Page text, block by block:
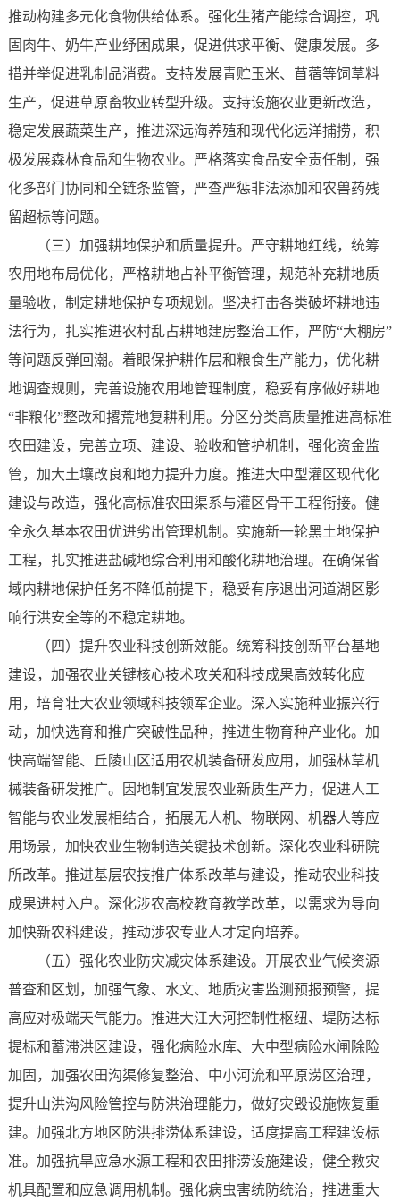
推动构建多元化食物供给体系。强化生猪产能综合调控，巩
固肉牛、奶牛产业纾困成果，促进供求平衡、健康发展。多
措并举促进乳制品消费。支持发展青贮玉米、苜蓿等饲草料
生产，促进草原畜牧业转型升级。支持设施农业更新改造，
稳定发展蔬菜生产，推进深远海养殖和现代化远洋捕捞，积
极发展森林食品和生物农业。严格落实食品安全责任制，强
化多部门协同和全链条监管，严查严惩非法添加和农兽药残
留超标等问题。
（三）加强耕地保护和质量提升。严守耕地红线，统筹
农用地布局优化，严格耕地占补平衡管理，规范补充耕地质
量验收，制定耕地保护专项规划。坚决打击各类破坏耕地违
法行为，扎实推进农村乱占耕地建房整治工作，严防“大棚房”
等问题反弹回潮。着眼保护耕作层和粮食生产能力，优化耕
地调查规则，完善设施农用地管理制度，稳妥有序做好耕地
“非粮化”整改和撂荒地复耕利用。分区分类高质量推进高标准
农田建设，完善立项、建设、验收和管护机制，强化资金监
管，加大土壤改良和地力提升力度。推进大中型灌区现代化
建设与改造，强化高标准农田渠系与灌区骨干工程衔接。健
全永久基本农田优进劣出管理机制。实施新一轮黑土地保护
工程，扎实推进盐碱地综合利用和酸化耕地治理。在确保省
域内耕地保护任务不降低前提下，稳妥有序退出河道湖区影
响行洪安全等的不稳定耕地。
（四）提升农业科技创新效能。统筹科技创新平台基地
建设，加强农业关键核心技术攻关和科技成果高效转化应
用，培育壮大农业领域科技领军企业。深入实施种业振兴行
动，加快选育和推广突破性品种，推进生物育种产业化。加
快高端智能、丘陵山区适用农机装备研发应用，加强林草机
械装备研发推广。因地制宜发展农业新质生产力，促进人工
智能与农业发展相结合，拓展无人机、物联网、机器人等应
用场景，加快农业生物制造关键技术创新。深化农业科研院
所改革。推进基层农技推广体系改革与建设，推动农业科技
成果进村入户。深化涉农高校教育教学改革，以需求为导向
加快新农科建设，推动涉农专业人才定向培养。
（五）强化农业防灾减灾体系建设。开展农业气候资源
普查和区划，加强气象、水文、地质灾害监测预报预警，提
高应对极端天气能力。推进大江大河控制性枢纽、堤防达标
提标和蓄滞洪区建设，强化病险水库、大中型病险水闸除险
加固，加强农田沟渠修复整治、中小河流和平原涝区治理，
提升山洪沟风险管控与防洪治理能力，做好灾毁设施恢复重
建。加强北方地区防洪排涝体系建设，适度提高工程建设标
准。加强抗旱应急水源工程和农田排涝设施建设，健全救灾
机具配置和应急调用机制。强化病虫害统防统治，推进重大